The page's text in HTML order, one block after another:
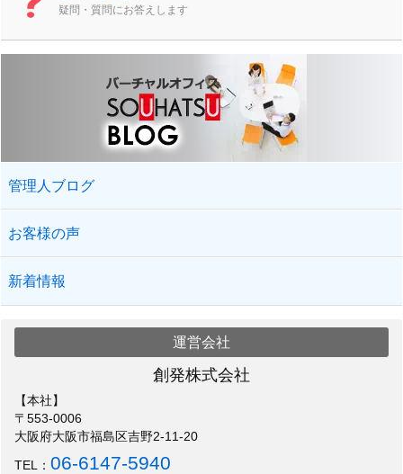
疑問・質問にお答えします
管理人ブログ
お客様の声
新着情報
運営会社
創発株式会社
【本社】
〒553-0006
大阪府大阪市福島区吉野2-11-20
TEL：06-6147-5940